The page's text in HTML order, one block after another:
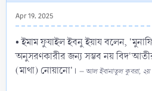
Apr 19, 2025
• ইমাম ফুযাইল ইবনু ইয়ায বলেন,
অনুসরণকারীর জন্য সম্ভব নয়
(মাথা) নোয়ানো'। –আল ইবানাতুল কুবরা,